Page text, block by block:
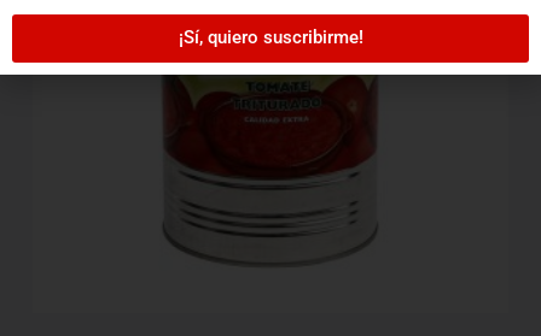
¡Sí, quiero suscribirme!